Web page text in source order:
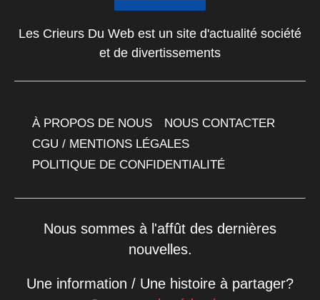
Les Crieurs Du Web est un site d'actualité société
et de divertissements
À PROPOS DE NOUS
NOUS CONTACTER
CGU / MENTIONS LÉGALES
POLITIQUE DE CONFIDENTIALITÉ
Nous sommes à l'affût des dernières
nouvelles.
Une information / Une histoire à partager?